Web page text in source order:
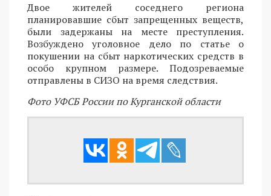
Двое жителей соседнего региона
планировавшие сбыт запрещенных веществ,
были задержаны на месте преступления.
Возбуждено уголовное дело по статье о
покушении на сбыт наркотических средств в
особо крупном размере. Подозреваемые
отправлены в СИЗО на время следствия.
Фото УФСБ России по Курганской области